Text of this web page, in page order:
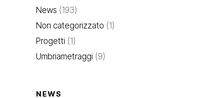
News (193)
Non categorizzato (1)
Progetti (1)
Umbriametraggi (9)
NEWS